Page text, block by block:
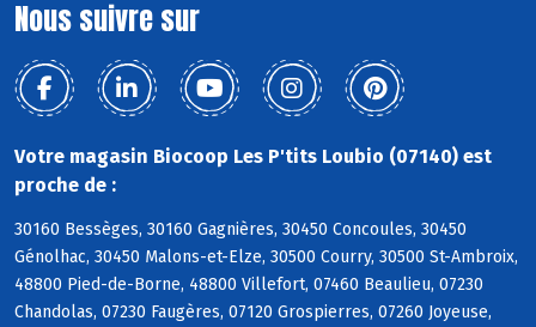
Nous suivre sur
Votre magasin Biocoop Les P'tits Loubio (07140) est
proche de :
30160 Bessèges, 30160 Gagnières, 30450 Concoules, 30450
Génolhac, 30450 Malons-et-Elze, 30500 Courry, 30500 St-Ambroix,
48800 Pied-de-Borne, 48800 Villefort, 07460 Beaulieu, 07230
Chandolas, 07230 Faugères, 07120 Grospierres, 07260 Joyeuse,